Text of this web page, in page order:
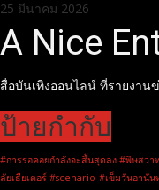
Skip
to
content
25 มีนาคม 2026
A Nice
สื่อบันเทิงออนไลน์ ที่รายงาน
ป้ายกำกับ
#การรอคอยกำลังจะสิ้นสุดลง #พิษสวา
ลัยเธียเตอร์ #scenario #เข็มวันอานัน